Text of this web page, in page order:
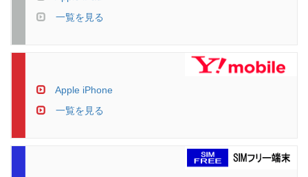
一覧を見る
Apple iPhone
一覧を見る